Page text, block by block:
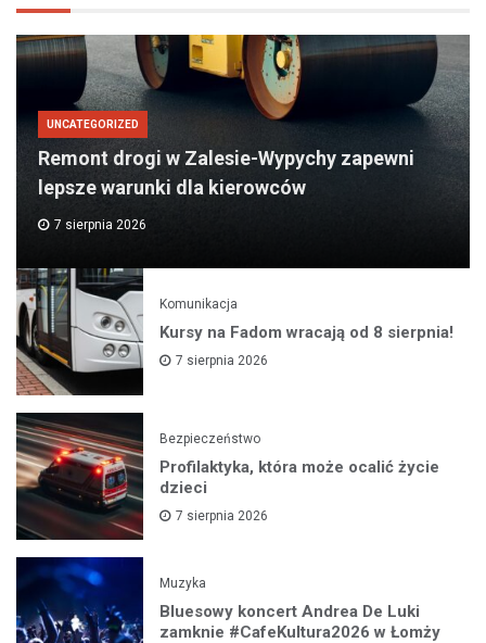
UNCATEGORIZED
Remont drogi w Zalesie-Wypychy zapewni
lepsze warunki dla kierowców
7 sierpnia 2026
Komunikacja
Kursy na Fadom wracają od 8 sierpnia!
7 sierpnia 2026
Bezpieczeństwo
Profilaktyka, która może ocalić życie
dzieci
7 sierpnia 2026
Muzyka
Bluesowy koncert Andrea De Luki
zamknie #CafeKultura2026 w Łomży